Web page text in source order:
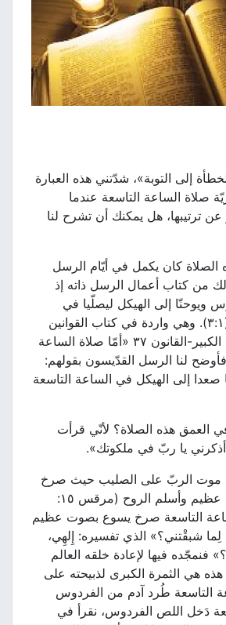
إلى التوبة»، شدّتني هذه العبارة
صلاة الساعة التاسعة عندما
ترتيبها، هل يمكنك أن تشرح لنا
كان يكمل في أيّام الرسل
من كتاب أعمال الرسل ذاته إذ
إلى الهيكل ليصلّيا في
الساعة التاسعة» (٣:١). وهي واردة في كتاب القوانين
للقدّيس باسيليوس الكبير-القانون ٣٧ «أمّا صلاة الساعة
لنا الرسل القدّيسون بقولهم:
إلى الهيكل في الساعة التاسعة
العمق هذه الصلاة؟ لأنّي قرأت
يا ربّ في ملكوتك».
الربّ على الصليب حيث صرخ
الربّ يسوع بصوت عظيم وأسلم الروح (مرقس ١٥:
التاسعة صرخ يسوع بصوت عظيم
لِما شبقْتني؟» الذي تفسيره: إِلهِي،
فنمجّده فيها لإعادة خلقه العالم
هذه هي الثمرة الكبرى لذبيحته على
التاسعة طُرد آدم من الفردوس
دَخل اللص الفردوس، نقرأ في